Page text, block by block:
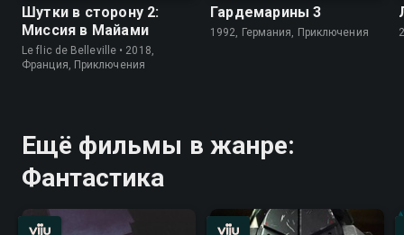
Шутки в сторону 2:
Миссия в Майами
Le flic de Belleville • 2018,
Франция, Приключения
Гардемарины 3
1992, Германия, Приключения
Ещё фильмы в жанре:
Фантастика